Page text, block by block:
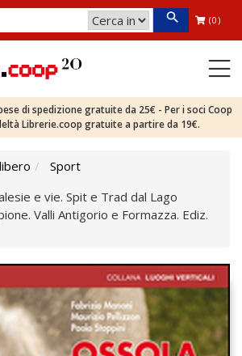
(0)
di spedizione gratuite da 25€ - Per i soci Coop
Librerie.coop gratuite a partire da 19€.
Sport
e vie. Spit e Trad dal Lago
Valli Antigorio e Formazza. Ediz.